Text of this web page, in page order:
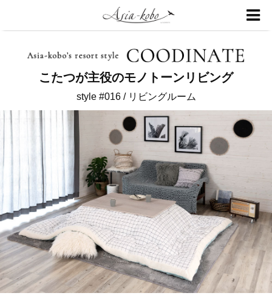
こたつが主役のモノトーンリビング
style #016 / リビングルーム